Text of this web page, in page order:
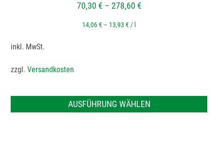
70,30 € – 278,60 €
14,06€ – 13,93 €/
inkl. MwSt.
zzgl.Versandkosten
AUSFÜHRUNG WÄHLEN